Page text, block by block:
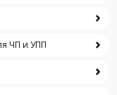
ЧП и УПП